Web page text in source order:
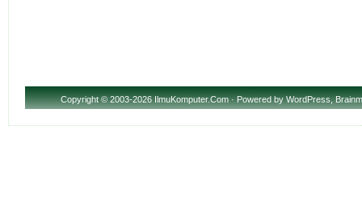
Copyright© 2003-2026 IlmuKomputer.Com · Powered byWordPress,